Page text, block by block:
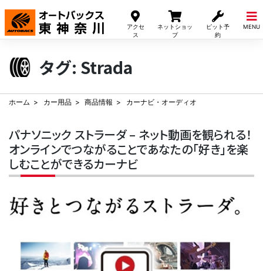
アクセ
ス
ネットショッ
プ
ピット予
約
MENU
Skip
content
タグ: Strada
ホーム カー用品 商品情報 カーナビ・オーディオ
パナソニック ストラーダ – ネット動画を観られる！
オンラインでつながることであなたの「好き」を楽
しむことができるカーナビ